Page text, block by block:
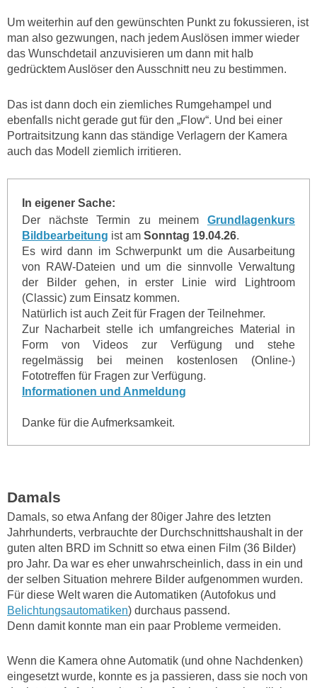
Um weiterhin auf den gewünschten Punkt zu fokussieren, ist
man also gezwungen, nach jedem Auslösen immer wieder
das Wunschdetail anzuvisieren um dann mit halb
gedrücktem Auslöser den Ausschnitt neu zu bestimmen.
Das ist dann doch ein ziemliches Rumgehampel und
ebenfalls nicht gerade gut für den „Flow“. Und bei einer
Portraitsitzung kann das ständige Verlagern der Kamera
auch das Modell ziemlich irritieren.
In eigener Sache:
Der nächste Termin zu meinem Grundlagenkurs
Bildbearbeitung ist am Sonntag 19.04.26.
Es wird dann im Schwerpunkt um die Ausarbeitung
von RAW-Dateien und um die sinnvolle Verwaltung
der Bilder gehen, in erster Linie wird Lightroom
(Classic) zum Einsatz kommen.
Natürlich ist auch Zeit für Fragen der Teilnehmer.
Zur Nacharbeit stelle ich umfangreiches Material in
Form von Videos zur Verfügung und stehe
regelmässig bei meinen kostenlosen (Online-)
Fototreffen für Fragen zur Verfügung.
Informationen und Anmeldung
Danke für die Aufmerksamkeit.
Damals
Damals, so etwa Anfang der 80iger Jahre des letzten
Jahrhunderts, verbrauchte der Durchschnittshaushalt in der
guten alten BRD im Schnitt so etwa einen Film (36 Bilder)
pro Jahr. Da war es eher unwahrscheinlich, dass in ein und
der selben Situation mehrere Bilder aufgenommen wurden.
Für diese Welt waren die Automatiken (Autofokus und
Belichtungsautomatiken) durchaus passend.
Denn damit konnte man ein paar Probleme vermeiden.
Wenn die Kamera ohne Automatik (und ohne Nachdenken)
eingesetzt wurde, konnte es ja passieren, dass sie noch von